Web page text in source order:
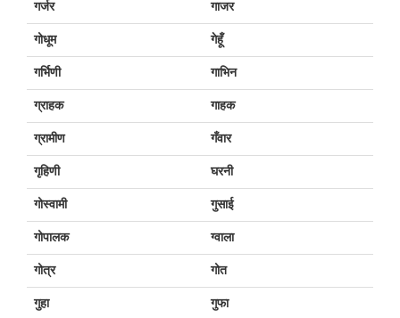
गर्जर गाजर
गोधूम गेहूँ
गर्भिणी गाभिन
ग्राहक गाहक
ग्रामीण गँवार
गृहिणी घरनी
गोस्वामी गुसाई
गोपालक ग्वाला
गोत्र गोत
गुहा गुफा